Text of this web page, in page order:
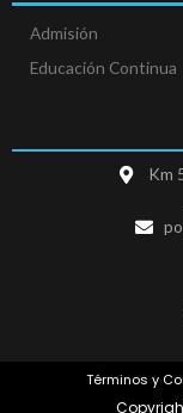
Admisión
Educación Continua
Km
Términos y